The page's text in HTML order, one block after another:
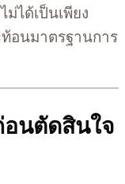
ได้เป็นเพียง
อนมาตรฐานการ
นตัดสินใจ